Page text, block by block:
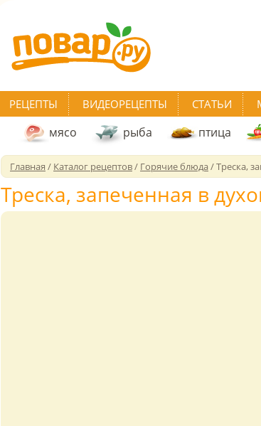
РЕЦЕПТЫ ВИДЕОРЕЦЕПТЫ СТАТЬИ
мясо рыба птица
Главная / Каталог рецептов/ Горячие блюда/Треска,
Треска, запеченная в